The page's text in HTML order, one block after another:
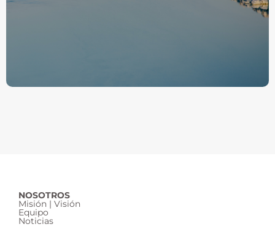
NOSOTROS
Misión | Visión
Equipo
Noticias